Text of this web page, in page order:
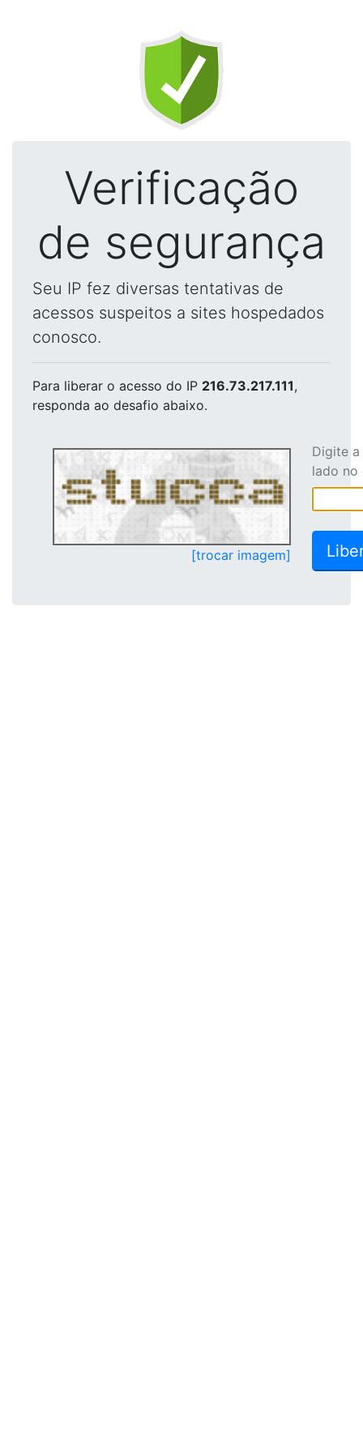
Verificação
de segurança
Seu IP fez diversas tentativas de
acessos suspeitos a sites hospedados
conosco.
Para liberar o acesso do IP 216.73.217.111,
responda ao desafio abaixo.
[trocar imagem]
Digite
lado no